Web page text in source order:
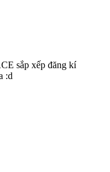
sắp xếp đăng kí
:d